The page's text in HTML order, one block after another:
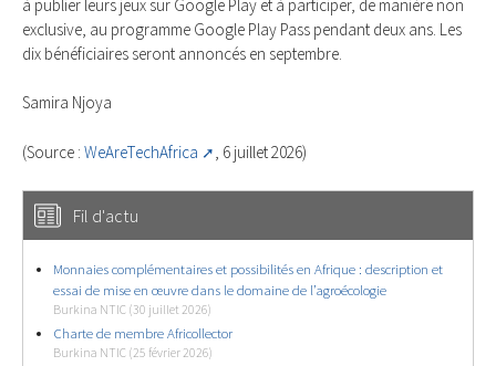
à publier leurs jeux sur Google Play et à participer, de manière non
exclusive, au programme Google Play Pass pendant deux ans. Les
dix bénéficiaires seront annoncés en septembre.
Samira Njoya
(Source : WeAreTechAfrica , 6 juillet 2026)
Fil d'actu
Monnaies complémentaires et possibilités en Afrique : description et
essai de mise en œuvre dans le domaine de l’agroécologie
Burkina NTIC (30 juillet 2026)
Charte de membre Africollector
Burkina NTIC (25 février 2026)